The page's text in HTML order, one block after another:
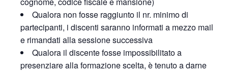
Qualora non fosse raggiunto il nr. minimo di
partecipanti, i discenti saranno informati a mezzo mail
e rimandati alla sessione successiva
Qualora il discente fosse impossibilitato a
presenziare alla formazione scelta, è tenuto a darne